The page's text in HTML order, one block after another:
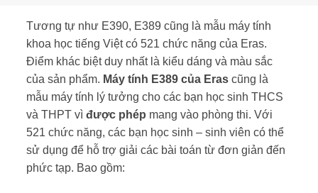
Tương tự như E390, E389 cũng là mẫu máy tính
khoa học tiếng Việt có 521 chức năng của Eras.
Điểm khác biệt duy nhất là kiểu dáng và màu sắc
của sản phẩm. Máy tính E389 của Erascũng là
mẫu máy tính lý tưởng cho các bạn học sinh THCS
và THPT vìđược phép mang vào phòng thi. Với
521 chức năng, các bạn học sinh – sinh viên có thể
sử dụng để hỗ trợ giải các bài toán từ đơn giản đến
phức tạp. Bao gồm: